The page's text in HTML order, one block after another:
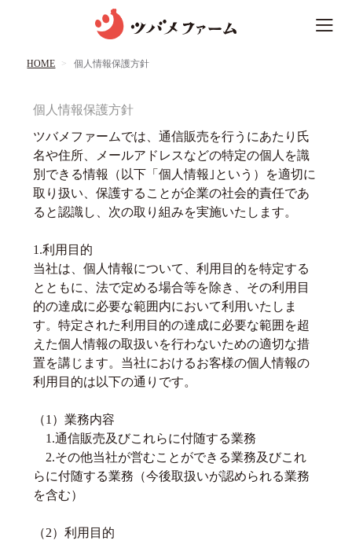
HOME 個人情報保護方針
個人情報保護方針
ツバメファームでは、通信販売を行うにあたり氏
名や住所、メールアドレスなどの特定の個人を識
別できる情報（以下「個人情報｣という）を適切に
取り扱い、保護することが企業の社会的責任であ
ると認識し、次の取り組みを実施いたします。
1.利用目的
当社は、個人情報について、利用目的を特定する
とともに、法で定める場合等を除き、その利用目
的の達成に必要な範囲内において利用いたしま
す。特定された利用目的の達成に必要な範囲を超
えた個人情報の取扱いを行わないための適切な措
置を講じます。当社におけるお客様の個人情報の
利用目的は以下の通りです。
（1）業務内容
1.通信販売及びこれらに付随する業務
2.その他当社が営むことができる業務及びこれ
らに付随する業務（今後取扱いが認められる業務
を含む）
（2）利用目的